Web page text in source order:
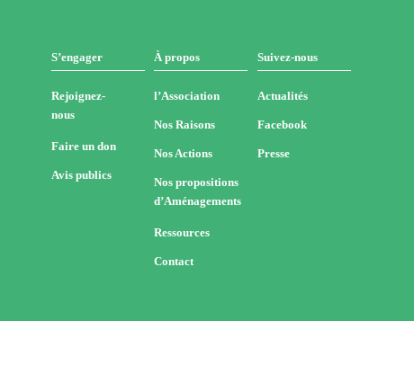
S’engager
Rejoignez-
nous
Faire un don
Avis publics
À propos
l’Association
Nos Raisons
Nos Actions
Nos propositions
d’Aménagements
Ressources
Contact
Suivez-nous
Actualités
Facebook
Presse